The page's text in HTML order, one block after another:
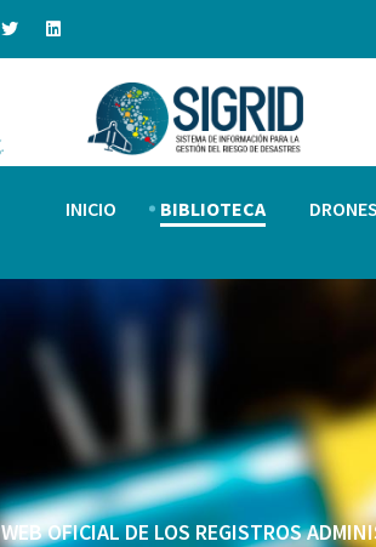
INICIO BIBLIOTECA DRONES
OFICIAL DE LOS REGISTROS